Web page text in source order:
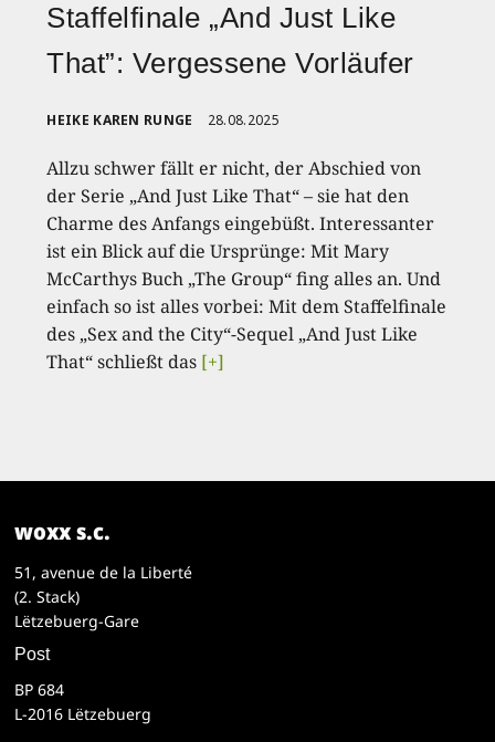
Staffelfinale „And Just Like
That”: Vergessene Vorläufer
HEIKE KAREN RUNGE 28.08.2025
Allzu schwer fällt er nicht, der Abschied von
der Serie „And Just Like That“ – sie hat den
Charme des Anfangs eingebüßt. Interessanter
ist ein Blick auf die Ursprünge: Mit Mary
McCarthys Buch „The Group“ fing alles an. Und
einfach so ist alles vorbei: Mit dem Staffelfinale
des „Sex and the City“-Sequel „And Just Like
That“ schließt das [+]
woxx s.c.
51, avenue de la Liberté
(2. Stack)
Lëtzebuerg-Gare
Post
BP 684
L-2016 Lëtzebuerg